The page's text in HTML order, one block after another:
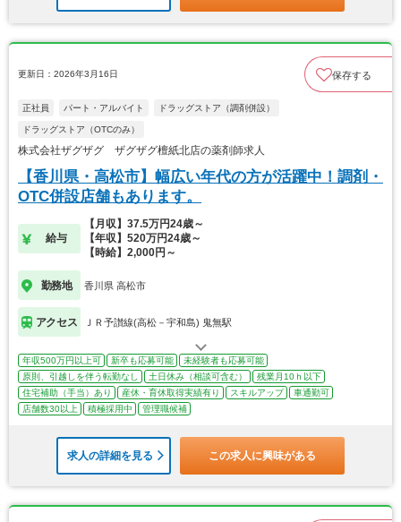
更新日：2026年3月16日 保存する
正社員 パート・アルバイト ドラッグストア（調剤併設）
ドラッグストア（OTCのみ）
株式会社ザグザグ ザグザグ檀紙北店の薬剤師求人
【香川県・高松市】幅広い年代の方が活躍中！調剤・
OTC併設店舗もあります。
給与
【月収】37.5万円24歳～
【年収】520万円24歳～
【時給】2,000円～
勤務地 香川県 高松市
アクセス ＪＲ予讃線(高松－宇和島) 鬼無駅
年収500万円以上可 新卒も応募可能
未経験者も応募可能
原則、引越しを伴う転勤なし
土日休み（相談可含む）
残業月10ｈ以下
住宅補助（手当）あり
産休・育休取得実績有り スキルアップ
車通勤可
店舗数30以上
積極採用中 管理職候補
求人の詳細を見る この求人に興味がある